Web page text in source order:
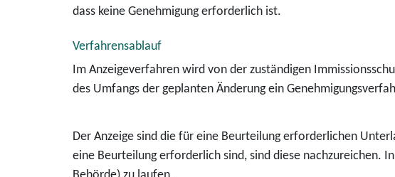
dass keine Genehmigung erforderlich ist.
Verfahrensablauf
Im Anzeigeverfahren wird von der zuständigen
des Umfangs der geplanten Änderung ein
Der Anzeige sind die für eine Beurteilung erforderlichen
eine Beurteilung erforderlich sind, sind diese nachzureichen.